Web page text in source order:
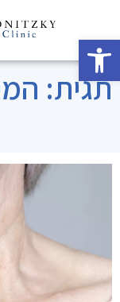
פתח סרגל נגישות
תגית: